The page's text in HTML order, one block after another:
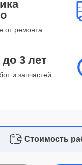
от ремонта
до 3 лет
и запчастей
Стоимость